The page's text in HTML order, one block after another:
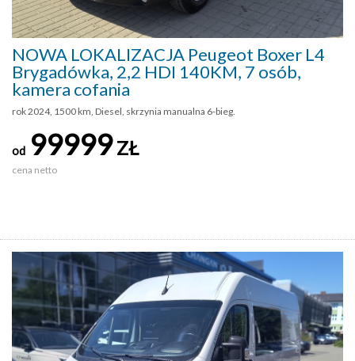
NOWA LOKALIZACJA Peugeot Boxer L4
Brygadówka, 2,2 HDI 140KM, 7 osób,
kamera cofania
rok 2024, 1500 km, Diesel, skrzynia manualna 6-bieg.
od 99999ZŁ
cena netto